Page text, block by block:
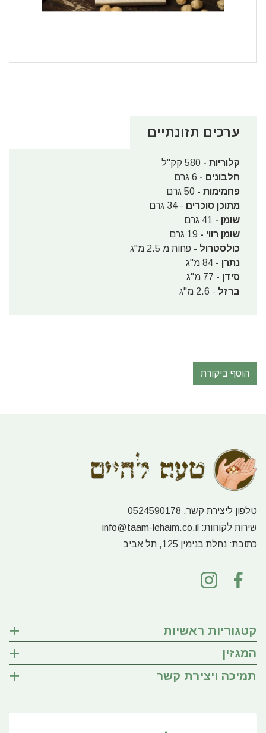
ערכים תזונתיים
קלוריות -
חלבונים -
פחמימות - 50 גרם
מתוכן סוכרים - 34 גרם
שומן - 41 גרם
שומן רווי - 19 גרם
כולסטרול - פחות מ 2.5 מ"ג
נתרן - 84 מ"ג
סידן - 77 מ"ג
ברזל - 2.6 מ"ג
הוסף ביקורת
טלפון ליצירת קשר: 0524590178
שירות לקוחות: info@taam-lehaim.co.il
כתובת: נחלת בנימין 125, תל אביב
קטגוריות ראשיות
המגזין
תמיכה ויצירת קשר